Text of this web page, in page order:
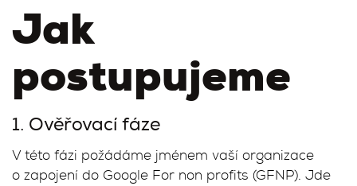
Jak
postupujeme
1. Ověřovací fáze
V této fázi požádáme jménem vaší organizace
o zapojení do Google For non profits (GFNP). Jde